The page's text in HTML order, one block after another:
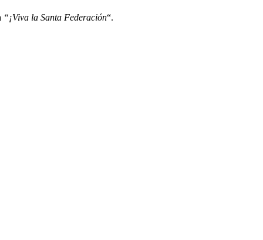
“¡Viva la Santa Federación“.